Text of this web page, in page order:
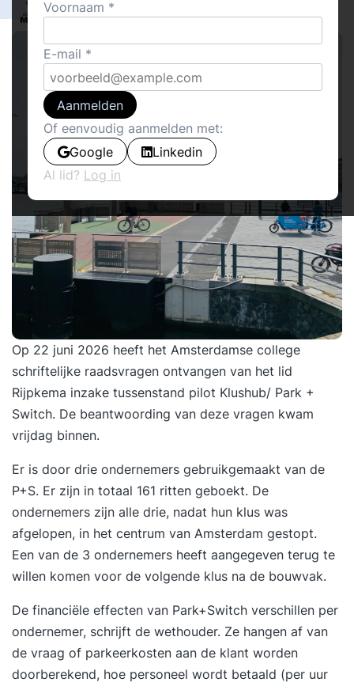
De Laatste Meter
46
Op 22 juni 2026 heeft het Amsterdamse college
schriftelijke raadsvragen ontvangen van het lid
Rijpkema inzake tussenstand pilot Klushub/ Park +
Switch. De beantwoording van deze vragen kwam
vrijdag binnen.
Er is door drie ondernemers gebruikgemaakt van de
P+S. Er zijn in totaal 161 ritten geboekt. De
ondernemers zijn alle drie, nadat hun klus was
afgelopen, in het centrum van Amsterdam gestopt.
Een van de 3 ondernemers heeft aangegeven terug te
willen komen voor de volgende klus na de bouwvak.
De financiële effecten van Park+Switch verschillen per
ondernemer, schrijft de wethouder. Ze hangen af van
de vraag of parkeerkosten aan de klant worden
doorberekend, hoe personeel wordt betaald (per uur
Voornaam
E-mail
Aanmelden
Of eenvoudig aanmelden met:
Google
Linkedin
Al lid? Log in